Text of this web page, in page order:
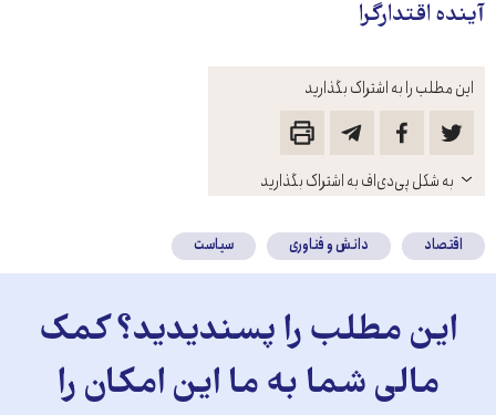
این مطلب را به اشتراک بگذارید
باز
کنید
به شکل پی‌دی‌اف به اشتراک بگذارید
آینده اقتدارگرا
اقتصاد دانش و فناوری سیاست
این مطلب را پسندیدید؟ کمک
مالی شما به ما این امکان را